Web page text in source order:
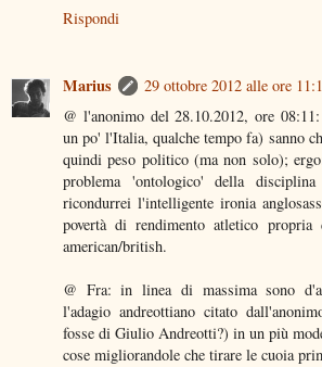
Rispondi
Marius
29 ottobre 2012 alle ore
@ l'anonimo del 28.10.2012, ore
un po' l'Italia, qualche tempo fa) sanno
quindi peso politico (ma non solo);
problema 'ontologico' della
ricondurrei l'intelligente ironia
povertà di rendimento atletico
american/british.
@ Fra: in linea di massima sono
l'adagio andreottiano citato
fosse di Giulio Andreotti?) in un più
cose migliorandole che tirare le cuoia